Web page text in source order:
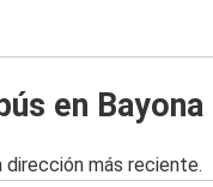
en Bayona
más reciente.